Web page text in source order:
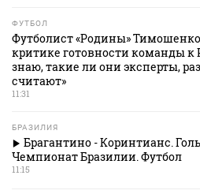
ФУТБОЛ
Футболист «Родины»
критике готовности команды к
знаю, такие ли они эксперты,
считают»
11:31
БРАЗИЛИЯ
Брагантино - Коринтианс.
Чемпионат Бразилии. Футбол
11:15